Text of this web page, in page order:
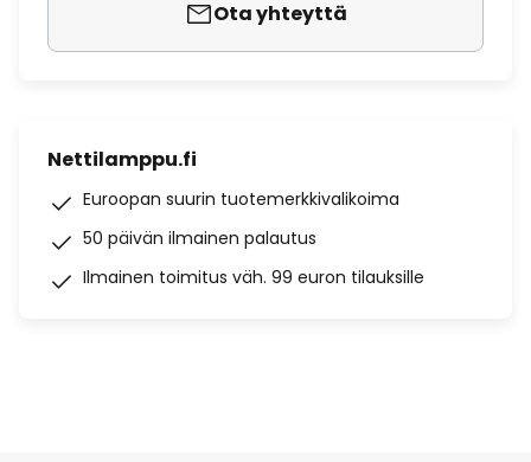
Ota yhteyttä
Nettilamppu.fi
Euroopan suurin tuotemerkkivalikoima
50 päivän ilmainen palautus
Ilmainen toimitus väh. 99 euron tilauksille